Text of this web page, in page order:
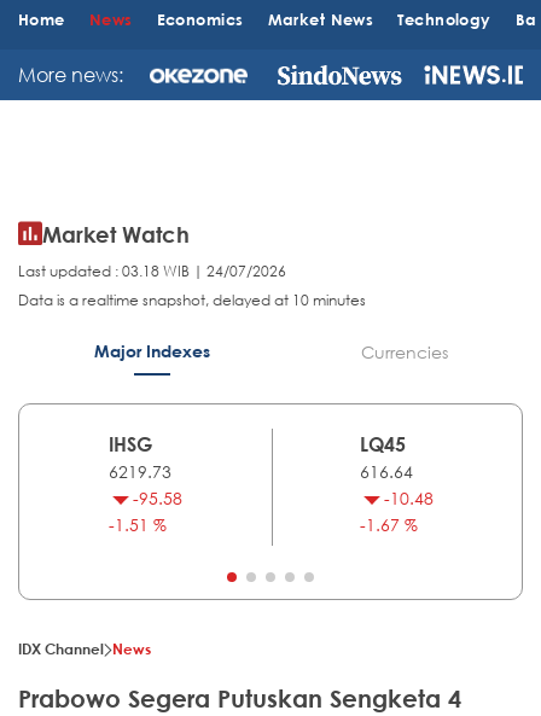
Home News Economics Market News Technology
More news:
Market Watch
Last updated : 03.18 WIB | 24/07/2026
Data is a realtime snapshot, delayed at 10 minutes
Major Indexes Currencies
IHSG
6219.73
-95.58
-1.51 %
LQ45
616.64
-10.48
-1.67 %
IDX Channel News
Prabowo Segera Putuskan Sengketa 4